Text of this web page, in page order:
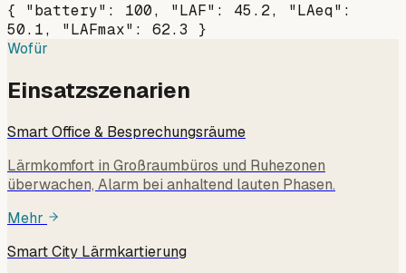
{ "battery": 100, "LAF": 45.2, "LAeq":
50.1, "LAFmax": 62.3 }
Wofür
Einsatzszenarien
Smart Office & Besprechungsräume
Lärmkomfort in Großraumbüros und Ruhezonen
überwachen, Alarm bei anhaltend lauten Phasen.
Mehr
Smart City Lärmkartierung